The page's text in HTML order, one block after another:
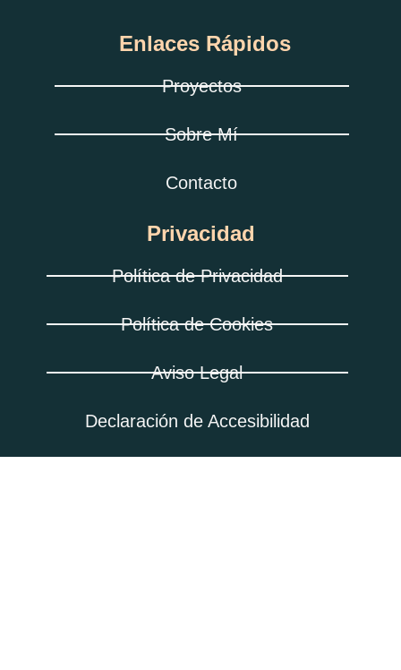
Enlaces Rápidos
Proyectos
Sobre Mí
Contacto
Privacidad
Política de Privacidad
Política de Cookies
Aviso Legal
Declaración de Accesibilidad